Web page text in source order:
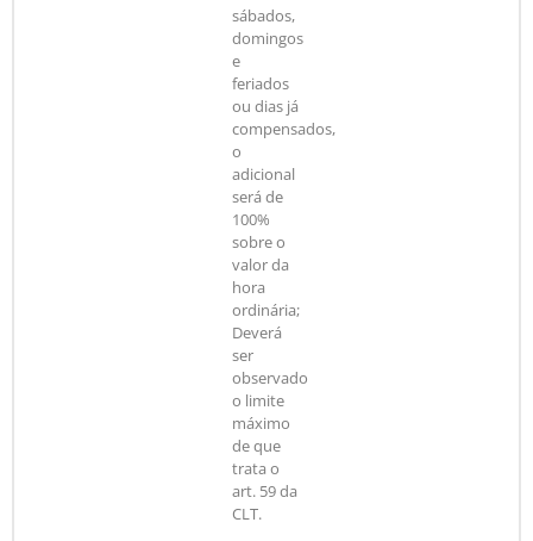
sábados,
domingos
e
feriados
ou dias já
compensados,
o
adicional
será de
100%
sobre o
valor da
hora
ordinária;
Deverá
ser
observado
o limite
máximo
de que
trata o
art. 59 da
CLT.